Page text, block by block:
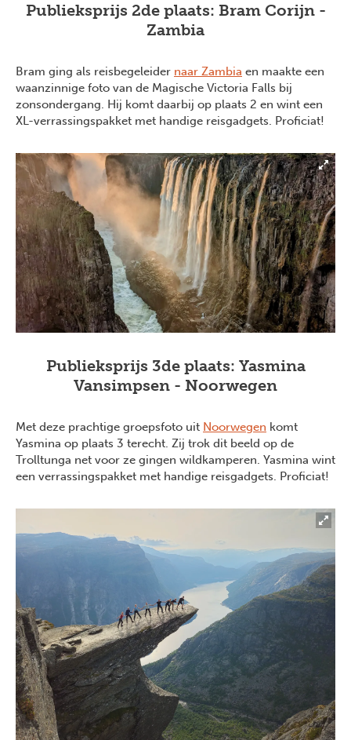
Publieksprijs 2de plaats: Bram Corijn -
Zambia
Bram ging als reisbegeleider naar Zambia en maakte een
waanzinnige foto van de Magische Victoria Falls bij
zonsondergang. Hij komt daarbij op plaats 2 en wint een
XL-verrassingspakket met handige reisgadgets. Proficiat!
Publieksprijs 3de plaats: Yasmina
Vansimpsen - Noorwegen
Met deze prachtige groepsfoto uit Noorwegen komt
Yasmina op plaats 3 terecht. Zij trok dit beeld op de
Trolltunga net voor ze gingen wildkamperen. Yasmina wint
een verrassingspakket met handige reisgadgets. Proficiat!